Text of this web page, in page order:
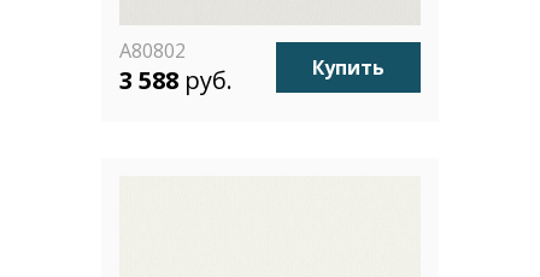
A80802
3 588 руб. Купить